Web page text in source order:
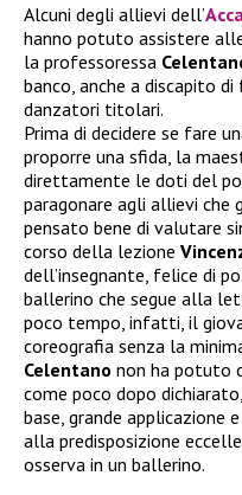
Alcuni degli allievi dell’
hanno potuto assistere
la professoressa
banco, anche a discapito
danzatori titolari.
Prima di decidere se fare
proporre una sfida, la
direttamente le doti del
paragonare agli allievi che
pensato bene di valutare
corso della lezione
dell’insegnante, felice di
ballerino che segue alla
poco tempo, infatti, il
coreografia senza la
Celentano non ha potuto
come poco dopo
base, grande applicazione
alla predisposizione
osserva in un ballerino.